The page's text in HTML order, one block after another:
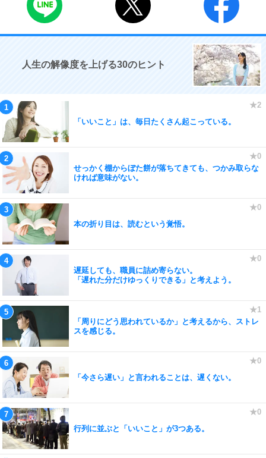
人生の解像度を上げる30のヒント
「いいこと」は、毎日たくさん起こっている。
せっかく棚からぼた餅が落ちてきても、つかみ取らな
ければ意味がない。
本の折り目は、読むという覚悟。
遅延しても、職員に詰め寄らない。
「遅れた分だけゆっくりできる」と考えよう。
「周りにどう思われているか」と考えるから、ストレ
スを感じる。
「今さら遅い」と言われることは、遅くない。
行列に並ぶと「いいこと」が3つある。